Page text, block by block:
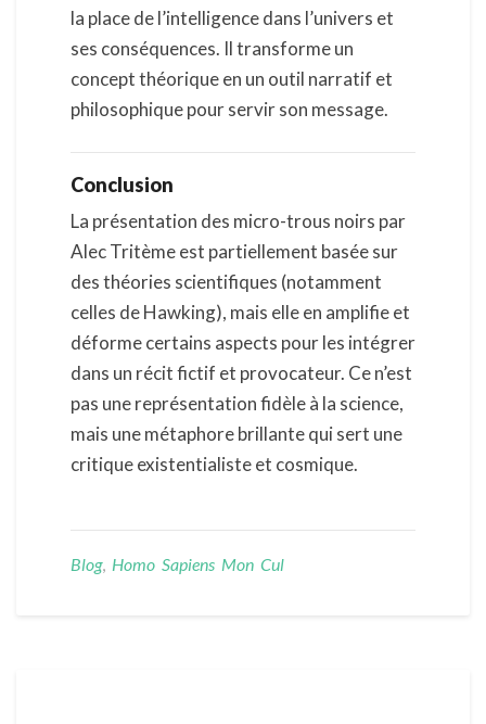
la place de l’intelligence dans l’univers et
ses conséquences. Il transforme un
concept théorique en un outil narratif et
philosophique pour servir son message.
Conclusion
La présentation des micro-trous noirs par
Alec Tritème est partiellement basée sur
des théories scientifiques (notamment
celles de Hawking), mais elle en amplifie et
déforme certains aspects pour les intégrer
dans un récit fictif et provocateur. Ce n’est
pas une représentation fidèle à la science,
mais une métaphore brillante qui sert une
critique existentialiste et cosmique.
Blog, Homo Sapiens Mon Cul